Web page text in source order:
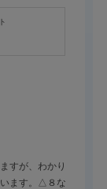
すが、わかり
ます。△８な